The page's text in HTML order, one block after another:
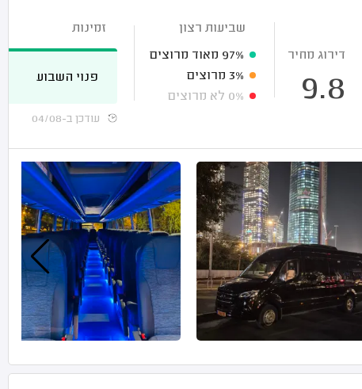
דירוג מחיר
9.8
שביעות רצון
97% מאוד מרוצים
3% מרוצים
0% לא מרוצים
זמינות
פנוי השבוע
עודכן ב-04/08